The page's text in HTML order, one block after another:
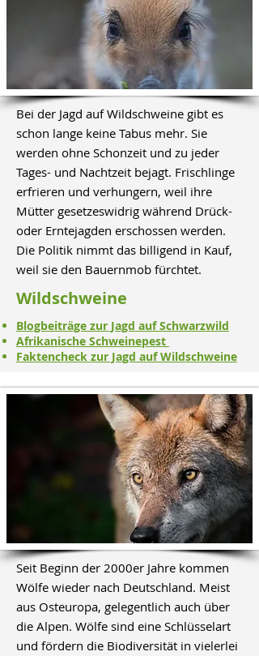
Bei der Jagd auf Wildschweine gibt es
schon lange keine Tabus mehr. Sie
werden ohne Schonzeit und zu jeder
Tages- und Nachtzeit bejagt. Frischlinge
erfrieren und verhungern, weil ihre
Mütter gesetzeswidrig während Drück-
oder Erntejagden erschossen werden.
Die Politik nimmt das billigend in Kauf,
weil sie den Bauernmob fürchtet.
Wildschweine
Blogbeiträge zur Jagd auf Schwarzwild
Afrikanische Schweinepest
Faktencheck zur Jagd auf Wildschweine
Seit Beginn der 2000er Jahre kommen
Wölfe wieder nach Deutschland. Meist
aus Osteuropa, gelegentlich auch über
die Alpen. Wölfe sind eine Schlüsselart
und fördern die Biodiversität in vielerlei